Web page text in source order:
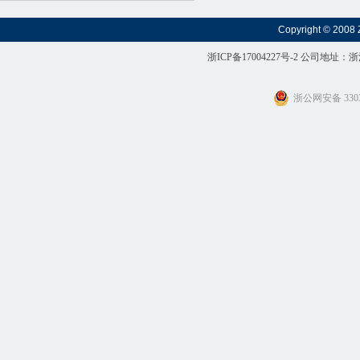
Copyright © 2008
浙ICP备17004227号-2 公司地址：
浙公网安备